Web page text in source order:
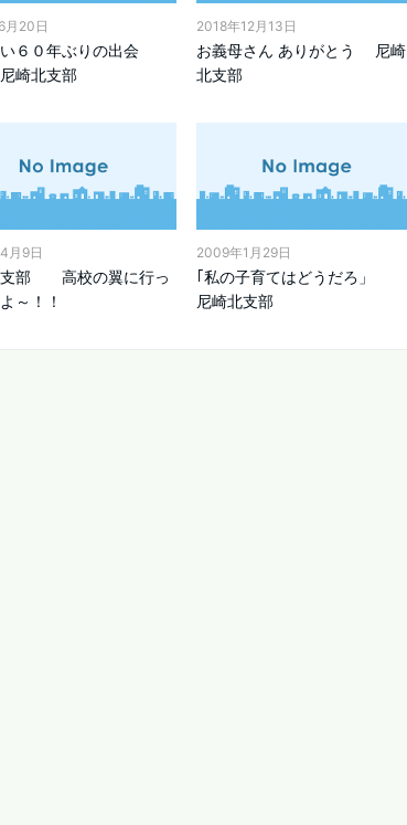
月20日
６０年ぶりの出会
北支部
2018年12月13日
お義母さん ありがとう 尼崎
北支部
月9日
支部 高校の翼に行っ
～！！
2009年1月29日
｢私の子育てはどうだろ」
尼崎北支部